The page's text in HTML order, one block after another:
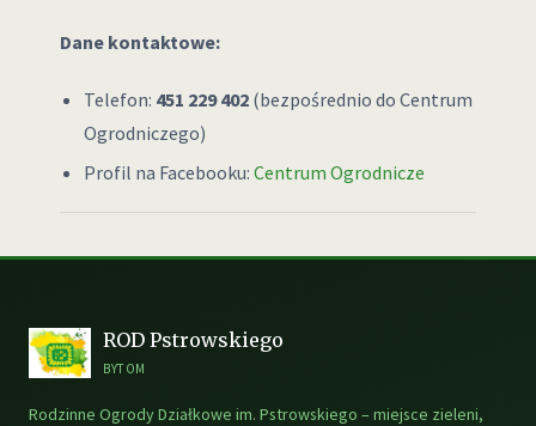
Dane kontaktowe:
Telefon: 451 229 402(bezpośrednio do Centrum
Ogrodniczego)
Profil na Facebooku: Centrum Ogrodnicze
ROD Pstrowskiego
BYTOM
Rodzinne Ogrody Działkowe im. Pstrowskiego – miejsce zieleni,